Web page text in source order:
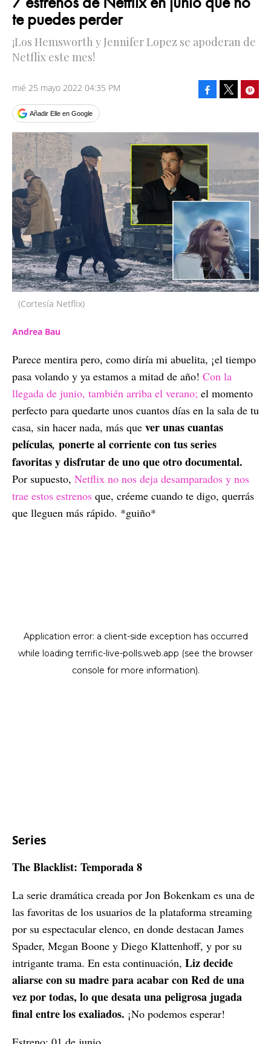
te puedes perder
¡Los Hemsworth y Jennifer Lopez se apoderan de
Netflix este mes!
mié 25 mayo 2022 04:35 PM
Añadir Elle en Google
Facebook
(Cortesía Netflix)
Andrea Bau
Parece mentira pero, como diría mi abuelita, ¡el tiempo
pasa volando y ya estamos a mitad de año! Con la
llegada de junio, también arriba el verano; el momento
perfecto para quedarte unos cuantos días en la sala de tu
casa, sin hacer nada, más que ver unas cuantas
películas, ponerte al corriente con tus series
favoritas y disfrutar de uno que otro documental.
Por supuesto, Netflix no nos deja desamparados y nos
trae estos estrenos que, créeme cuando te digo, querrás
que lleguen más rápido. *guiño*
Series
The Blacklist: Temporada 8
La serie dramática creada por Jon Bokenkam es una de
las favoritas de los usuarios de la plataforma streaming
por su espectacular elenco, en donde destacan James
Spader, Megan Boone y Diego Klattenhoff, y por su
intrigante trama. En esta continuación, Liz decide
aliarse con su madre para acabar con Red de una
vez por todas, lo que desata una peligrosa jugada
final entre los exaliados. ¡No podemos esperar!